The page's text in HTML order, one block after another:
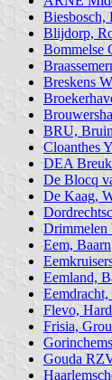
Biesbosch,
Blijdorp,
Bommelse
Breskens
BRU,
Cloanthes
DEA
De Blocq
De Kaag,
Eem, Baarn
Eemland,
Flevo,
Frisia,
Gouda